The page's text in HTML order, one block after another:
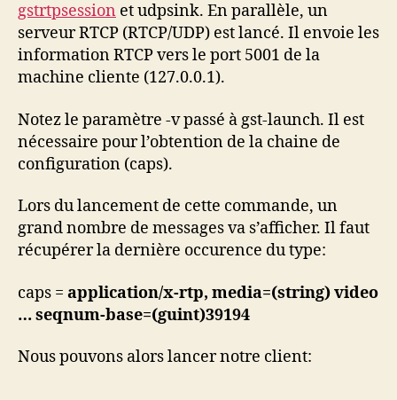
gstrtpsession et udpsink. En parallèle, un
serveur RTCP (RTCP/UDP) est lancé. Il envoie les
information RTCP vers le port 5001 de la
machine cliente (127.0.0.1).
Notez le paramètre -v passé à gst-launch. Il est
nécessaire pour l’obtention de la chaine de
configuration (caps).
Lors du lancement de cette commande, un
grand nombre de messages va s’afficher. Il faut
récupérer la dernière occurence du type:
caps = application/x-rtp, media=(string) video
… seqnum-base=(guint)39194
Nous pouvons alors lancer notre client: